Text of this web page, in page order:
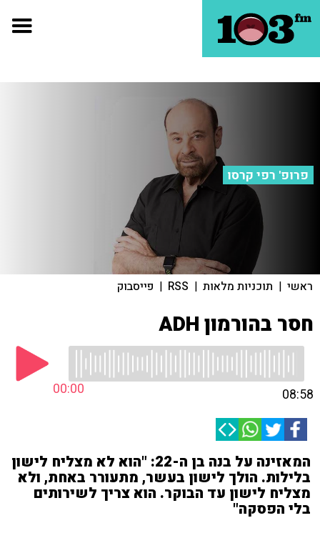
פרופ' רפי קרסו
ראשי | תוכניות מלאות |
RSS
| פייסבוק
חסר בהורמון ADH
00:00 08:58
המאזינה על בנה בן ה-22: "הוא לא מצליח לישון
בלילות. הולך לישון בעשר, מתעורר באחת, ולא
מצליח לישון עד הבוקר. הוא צריך לשירותים
בלי הפסקה"